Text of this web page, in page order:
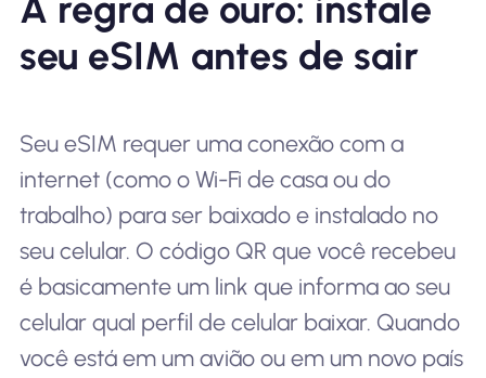
seu eSIM antes de sair
Seu eSIM requer uma conexão com a
internet (como o Wi-Fi de casa ou do
trabalho) para ser baixado e instalado no
seu celular. O código QR que você recebeu
é basicamente um link que informa ao seu
celular qual perfil de celular baixar. Quando
você está em um avião ou em um novo país